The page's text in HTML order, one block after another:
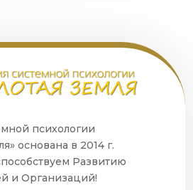
психологии
основана в 2014 г.
Развитию
и Организаций!